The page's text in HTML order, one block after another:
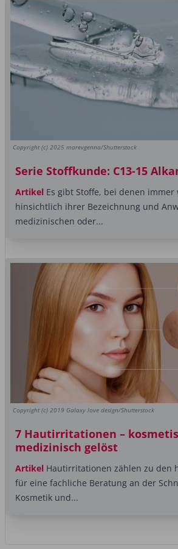
Copyright (c) 2025 marevgenna/Shutterstock
Serie Stoffkunde: C13-15
Artikel Es gibt Stoffe, bei denen
hinsichtlich ihrer Bezeichnung und
medizinischen oder...
Copyright (c) 2019 Galaxy love design/Shutterstock
7 Hautirritationen –
medizinisch gelöst
Artikel Hautirritationen zählen zu den
für eine fachliche Beratung an der
Kosmetik und...